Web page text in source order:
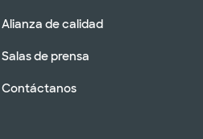
Alianza de calidad
Salas de prensa
Contáctanos